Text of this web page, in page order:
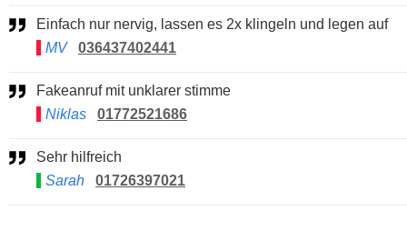
Einfach nur nervig, lassen es 2x klingeln und legen auf
MV
036437402441
Fakeanruf mit unklarer stimme
Niklas
01772521686
Sehr hilfreich
Sarah
01726397021